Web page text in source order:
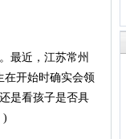
最近，江苏常州
在开始时确实会领
是看孩子是否具
)